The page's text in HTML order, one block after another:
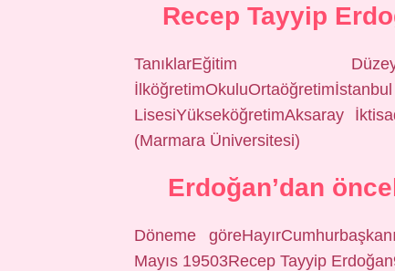
Recep Tayyip
TanıklarEğitim
LisesiYükseköğretimAksaray
(Marmara Üniversitesi)
Erdoğan’dan
Döneme
Mayıs 19503Recep Tayyip